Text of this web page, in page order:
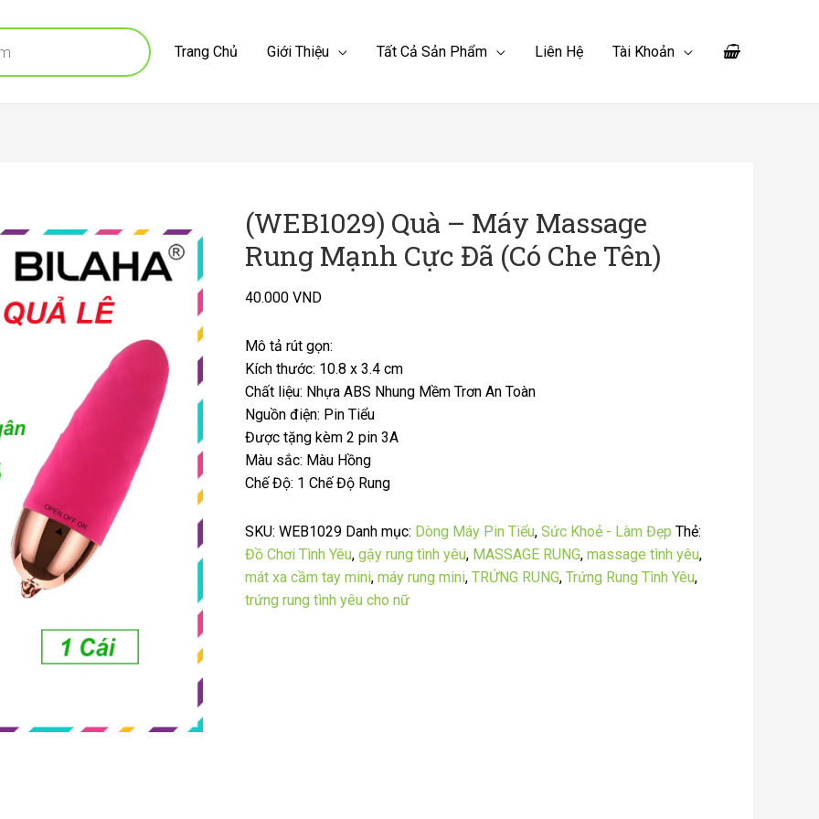
Trang Chủ Giới Thiệu Tất Cả Sản Phẩm Liên Hệ Tài Khoản
(WEB1029) Quà – Máy Massage
Rung Mạnh Cực Đã (Có Che Tên)
40.000VND
Mô tả rút gọn:
Kích thước: 10.8 x 3.4 cm
Chất liệu: Nhựa ABS Nhung Mềm Trơn An Toàn
Nguồn điện: Pin Tiểu
Được tặng kèm 2 pin 3A
Màu sắc: Màu Hồng
Chế Độ: 1 Chế Độ Rung
SKU:WEB1029 Danh mục: Dòng Máy Pin Tiểu,Sức Khoẻ - Làm Đẹp Thẻ:
Đồ Chơi Tình Yêu,gậy rung tình yêu, MASSAGE RUNG,massage tình yêu,
mát xa cầm tay mini,máy rung mini,TRỨNG RUNG,Trứng Rung Tình Yêu,
trứng rung tình yêu cho nữ